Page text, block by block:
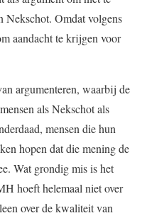
Nekschot. Omdat volgens
aandacht te krijgen voor
argumenteren, waarbij de
als Nekschot als
mensen die hun
hopen dat die mening de
Wat grondig mis is het
hoeft helemaal niet over
over de kwaliteit van